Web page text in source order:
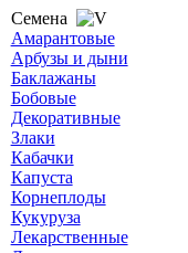
Семена
Амарантовые
Арбузы и дыни
Баклажаны
Бобовые
Декоративные
Злаки
Кабачки
Капуста
Корнеплоды
Кукуруза
Лекарственные